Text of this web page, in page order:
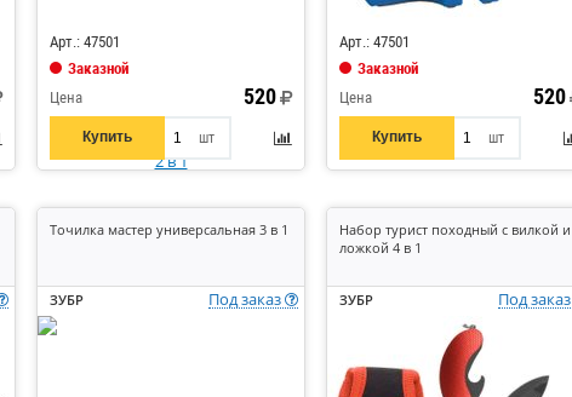
Арт.: 47501
Заказной
Цена
520
Купить шт
Арт.: 47501
Заказной
Цена
520
Купить шт
Точилка мастер универсальная 3 в 1
ЗУБР Под заказ
Набор турист походный с вилкой и
ложкой 4 в 1
ЗУБР Под заказ